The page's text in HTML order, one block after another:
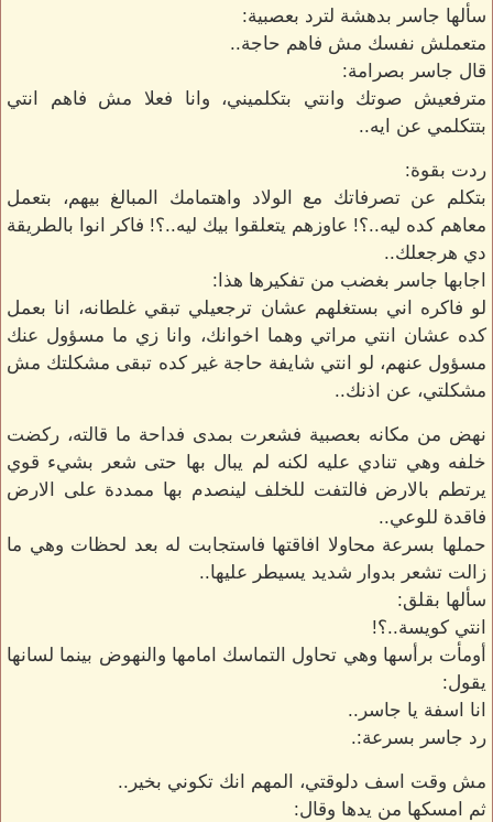
سألها جاسر بدهشة لترد بعصبية:
متعملش نفسك مش فاهم حاجة..
قال جاسر بصرامة:
مترفعيش صوتك وانتي بتكلميني، وانا فعلا مش فاهم انتي
بتتكلمي عن ايه..
ردت بقوة:
بتكلم عن تصرفاتك مع الولاد واهتمامك المبالغ بيهم، بتعمل
معاهم كده ليه..؟! عاوزهم يتعلقوا بيك ليه..؟! فاكر انوا بالطريقة
دي هرجعلك..
اجابها جاسر بغضب من تفكيرها هذا:
لو فاكره اني بستغلهم عشان ترجعيلي تبقي غلطانه، انا بعمل
كده عشان انتي مراتي وهما اخوانك، وانا زي ما مسؤول عنك
مسؤول عنهم، لو انتي شايفة حاجة غير كده تبقى مشكلتك مش
مشكلتي، عن اذنك..
نهض من مكانه بعصبية فشعرت بمدى فداحة ما قالته، ركضت
خلفه وهي تنادي عليه لكنه لم يبال بها حتى شعر بشيء قوي
يرتطم بالارض فالتفت للخلف لينصدم بها ممددة على الارض
فاقدة للوعي..
حملها بسرعة محاولا افاقتها فاستجابت له بعد لحظات وهي ما
زالت تشعر بدوار شديد يسيطر عليها..
سألها بقلق:
انتي كويسة..؟!
أومأت برأسها وهي تحاول التماسك امامها والنهوض بينما لسانها
يقول:
انا اسفة يا جاسر..
رد جاسر بسرعة:.
مش وقت اسف دلوقتي، المهم انك تكوني بخير..
ثم امسكها من يدها وقال: